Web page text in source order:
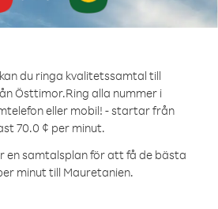
du ringa kvalitetssamtal till
Östtimor.Ring alla nummer i
eller mobil! - startar från
70.0 ¢ per minut.
en samtalsplan för att få de bästa
minut till Mauretanien.